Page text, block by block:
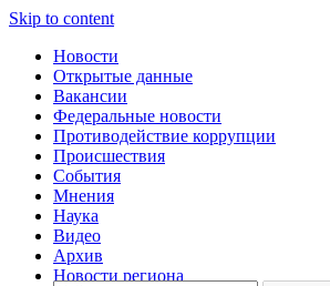
Skip to content
Новости
Открытые данные
Вакансии
Федеральные новости
Противодействие коррупции
Происшествия
События
Мнения
Наука
Видео
Архив
Новости региона